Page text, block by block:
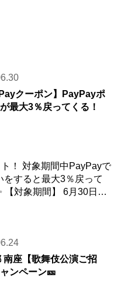
クーポン】PayPayポ
最大3％戻ってくる！
で
すると最大3％戻って
南座【歌舞伎公演ご招
ンペーン🎫